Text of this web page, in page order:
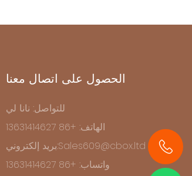
الحصول على اتصال معنا
للتواصل: نانا لي
الهاتف: +86 13631414627
بريد إلكتروني:Sales609@cbox.ltd
واتساب: +86 13631414627